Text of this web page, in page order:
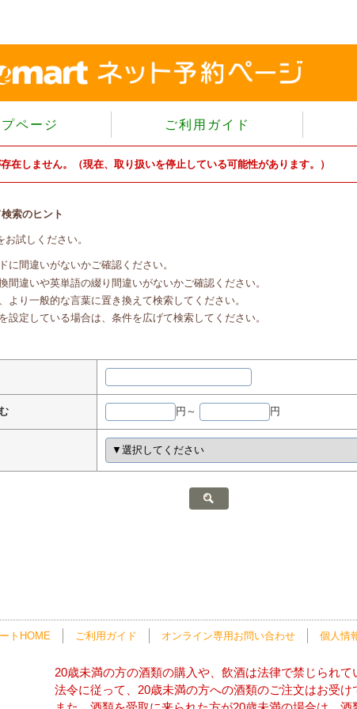
プページ ご利用ガイド
当サイトについて
特定商取引法に基づく表示
よくあるご質問
在しません。（現在、取り扱いを停止している可能性があります。）
索のヒント
お試しください。
に間違いがないかご確認ください。
間違いや英単語の綴り間違いがないかご確認ください。
より一般的な言葉に置き換えて検索してください。
設定している場合は、条件を広げて検索してください。
円～ 円
トHOME ご利用ガイド オンライン専用お問い合わせ 個人情
20歳未満の方の酒類の購入や、飲酒は法律で禁じられて
法令に従って、20歳未満の方への酒類のご注文はお受け